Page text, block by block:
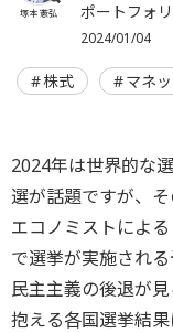
塚本 憲弘 ポートフォ
2024/01/04
株式 マネ
2024年は世界的な
選が話題ですが、
エコノミストによ
で選挙が実施され
民主主義の後退が
抱える各国選挙結